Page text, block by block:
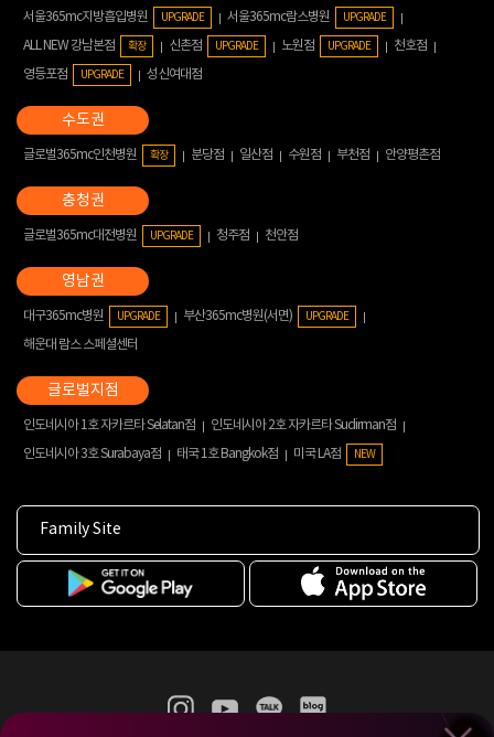
서울365mc지방흡입병원 UPGRADE 서울365mc람스병원 UPGRADE
ALL NEW 강남본점 확장 신촌점 UPGRADE 노원점 UPGRADE
천호점
영등포점
UPGRADE 성신여대점
글로벌365mc인천병원 확장 분당점 일산점 수원점 부천점 안양평촌점
글로벌365mc대전병원 UPGRADE 청주점 천안점
대구365mc병원 UPGRADE 부산365mc병원(서면) UPGRADE
해운대 람스 스페셜센터
인도네시아 1호 자카르타 Selatan점
인도네시아 2호 자카르타 Sudirman점
인도네시아 3호 Surabaya점
태국 1호 Bangkok점 미국 LA점 NEW
Family Site